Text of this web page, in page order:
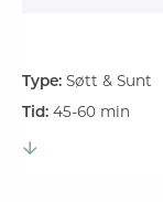
Type: Søtt & Sunt
Tid: 45-60 min